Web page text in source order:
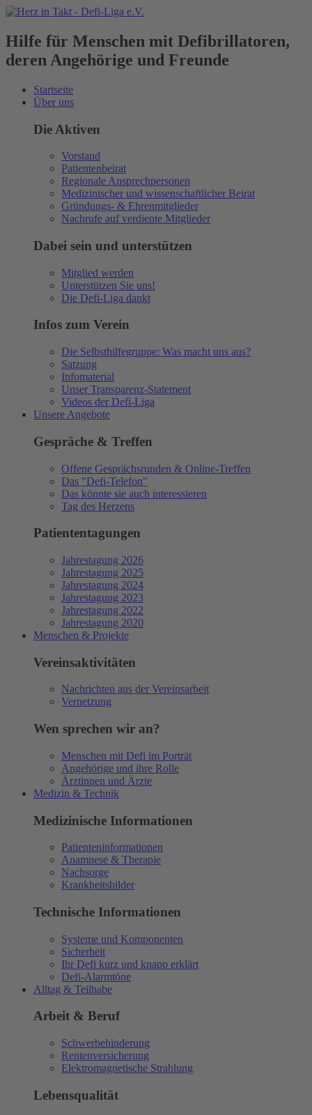
Hilfe für Menschen mit Defibrillatoren,
deren Angehörige und Freunde
Startseite
Über uns
Die Aktiven
Vorstand
Patientenbeirat
Regionale Ansprechpersonen
Medizinischer und wissenschaftlicher Beirat
Gründungs- & Ehrenmitglieder
Nachrufe auf verdiente Mitglieder
Dabei sein und unterstützen
Mitglied werden
Unterstützen Sie uns!
Die Defi-Liga dankt
Infos zum Verein
Die Selbsthilfegruppe: Was macht uns aus?
Satzung
Infomaterial
Unser Transparenz-Statement
Videos der Defi-Liga
Unsere Angebote
Gespräche & Treffen
Offene Gesprächsrunden & Online-Treffen
Das "Defi-Telefon"
Das könnte sie auch interessieren
Tag des Herzens
Patiententagungen
Jahrestagung 2026
Jahrestagung 2025
Jahrestagung 2024
Jahrestagung 2023
Jahrestagung 2022
Jahrestagung 2020
Menschen & Projekte
Vereinsaktivitäten
Nachrichten aus der Vereinsarbeit
Vernetzung
Wen sprechen wir an?
Menschen mit Defi im Porträt
Angehörige und ihre Rolle
Ärztinnen und Ärzte
Medizin & Technik
Medizinische Informationen
Patienteninformationen
Anamnese & Therapie
Nachsorge
Krankheitsbilder
Technische Informationen
Systeme und Komponenten
Sicherheit
Ihr Defi kurz und knapp erklärt
Defi-Alarmtöne
Alltag & Teilhabe
Arbeit & Beruf
Schwerbehinderung
Rentenversicherung
Elektromagnetische Strahlung
Lebensqualität